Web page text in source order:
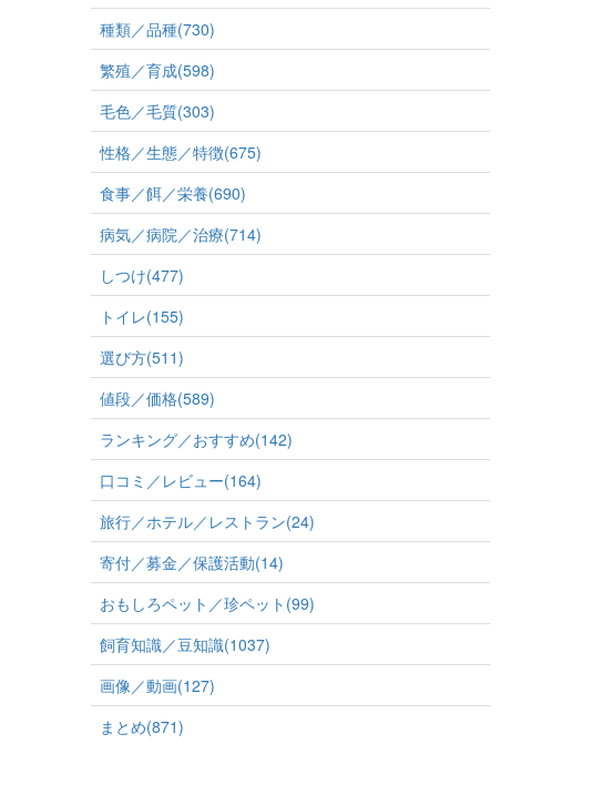
種類／品種(730)
繁殖／育成(598)
毛色／毛質(303)
性格／生態／特徴(675)
食事／餌／栄養(690)
病気／病院／治療(714)
しつけ(477)
トイレ(155)
選び方(511)
値段／価格(589)
ランキング／おすすめ(142)
口コミ／レビュー(164)
旅行／ホテル／レストラン(24)
寄付／募金／保護活動(14)
おもしろペット／珍ペット(99)
飼育知識／豆知識(1037)
画像／動画(127)
まとめ(871)